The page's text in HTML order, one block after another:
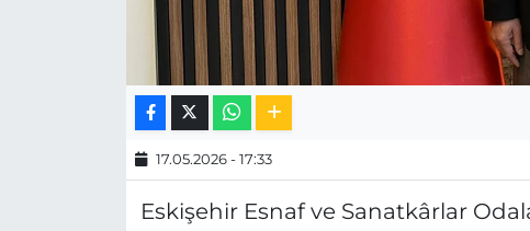
17.05.2026 - 17:33
Eskişehir Esnaf ve Sanatkârlar